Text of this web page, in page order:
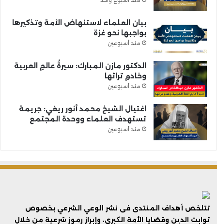
بيان العلماء لاستنهاض الأمة وتذكيرها
بواجبها نحو غزة
منذ أسبوعين
الدكتور مازن المبارك: سيرةُ عالمِ العربية
وخادمِ تراثها
منذ أسبوعين
اغتيال الشيخ محمد أنور ريغي: جريمة
تستهدف العلماء ووحدة المجتمع
منذ أسبوعين
تتلخص أهداف المنتدى فى نشر الوعي الشرعي بخصوص
ثوابت الدين وقضايا الأمة الكبرى، وإبراز رموز شرعية من خلال